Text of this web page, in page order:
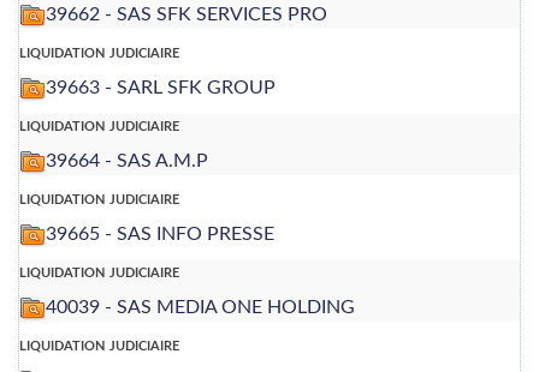
39662 - SAS SFK SERVICES PRO
liquidation judiciaire
39663 - SARL SFK GROUP
liquidation judiciaire
39664 - SAS A.M.P
liquidation judiciaire
39665 - SAS INFO PRESSE
liquidation judiciaire
40039 - SAS MEDIA ONE HOLDING
liquidation judiciaire